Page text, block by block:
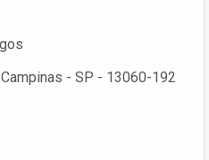
- SP - 13060-192